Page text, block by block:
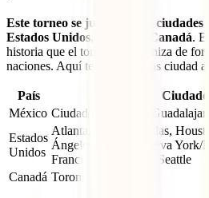
Este torneo se jugará en 16
Estados Unidos, México y Canadá.
historia que el torneo se organiza de
naciones. Aquí te comparto las ciudad
País
México Ciudad de México,
Estados
Unidos
Atlanta, Boston, Dallas,
Ángeles, Miami, Nueva York/
Francisco Bay Area, Seattle
Canadá Toronto, Vancouver